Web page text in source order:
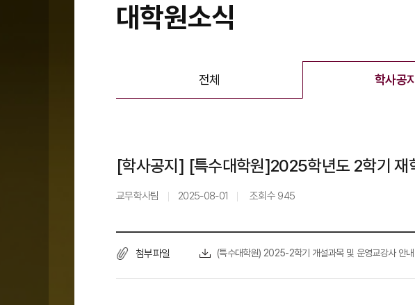
대학원소식
전체
학사공지
[학사공지] [특수대학원]2025학년도 2학기 재
교무학사팀 2025-08-01 조회수 945
첨부파일 (특수대학원) 2025-2학기 개설과목 및 운영교강사 안